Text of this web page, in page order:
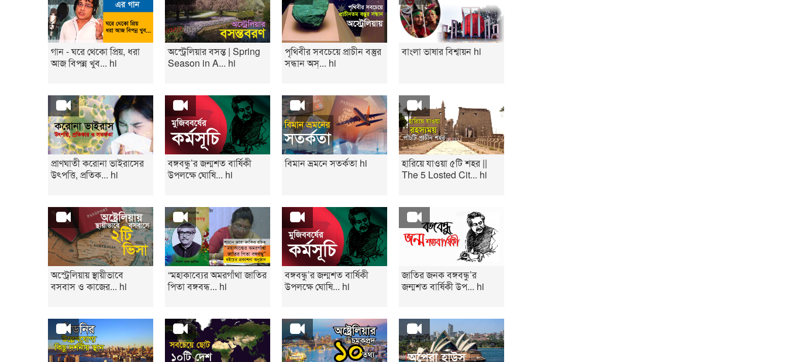
গান - ঘরে থেকো প্রিয়, ধরা
আজ বিপন্ন খুব... hi
অস্ট্রেলিয়ার বসন্ত | Spring
Season in A... hi
পৃথিবীর সবচেয়ে প্রাচীন বস্তুর
সন্ধান অস্... hi
বাংলা ভাষার বিশ্বায়ন hi
প্রাণঘাতী করোনা ভাইরাসের
উৎপত্তি, প্রতিক... hi
বঙ্গবন্ধু’র জন্মশত বার্ষিকী
উপলক্ষে ঘোষি... hi
বিমান ভ্রমনে সতর্কতা hi
হারিয়ে যাওয়া ৫টি শহর ||
The 5 Losted Cit... hi
অস্ট্রেলিয়ায় স্থায়ীভাবে
বসবাস ও কাজের... hi
“মহাকাব্যের অমরগাঁথা জাতির
পিতা বঙ্গবন্ধ... hi
বঙ্গবন্ধু’র জন্মশত বার্ষিকী
উপলক্ষে ঘোষি... hi
জাতির জনক বঙ্গবন্ধু’র
জন্মশত বার্ষিকী উপ... hi